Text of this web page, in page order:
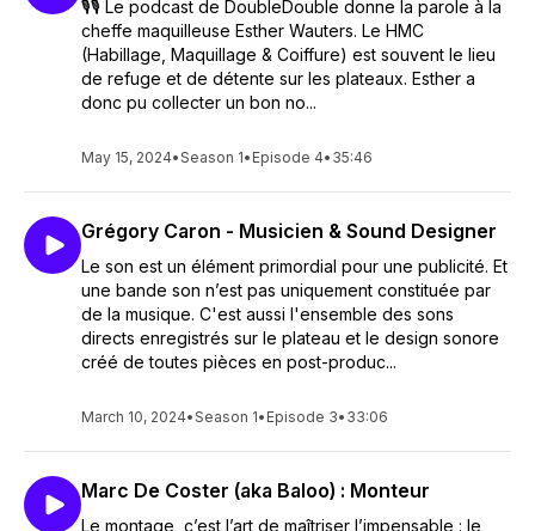
🎙️🎙️ Le podcast de DoubleDouble donne la parole à la
cheffe maquilleuse Esther Wauters. Le HMC
(Habillage, Maquillage & Coiffure) est souvent le lieu
de refuge et de détente sur les plateaux. Esther a
donc pu collecter un bon no...
May 15, 2024•Season 1• Episode 4• 35:46
Grégory Caron - Musicien & Sound Designer
Le son est un élément primordial pour une publicité. Et
une bande son n’est pas uniquement constituée par
de la musique. C'est aussi l'ensemble des sons
directs enregistrés sur le plateau et le design sonore
créé de toutes pièces en post-produc...
March 10, 2024•Season 1• Episode 3• 33:06
Marc De Coster (aka Baloo) : Monteur
Le montage, c’est l’art de maîtriser l’impensable : le